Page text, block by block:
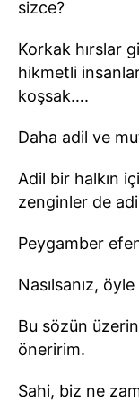
sizce?
Korkak hırslar
hikmetli
koşsak….
Daha adil ve
Adil bir halkın
zenginler de
Peygamber
Nasılsanız,
Bu sözün
öneririm.
Sahi, biz ne